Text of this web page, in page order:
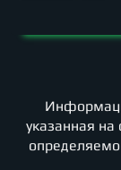
указанная